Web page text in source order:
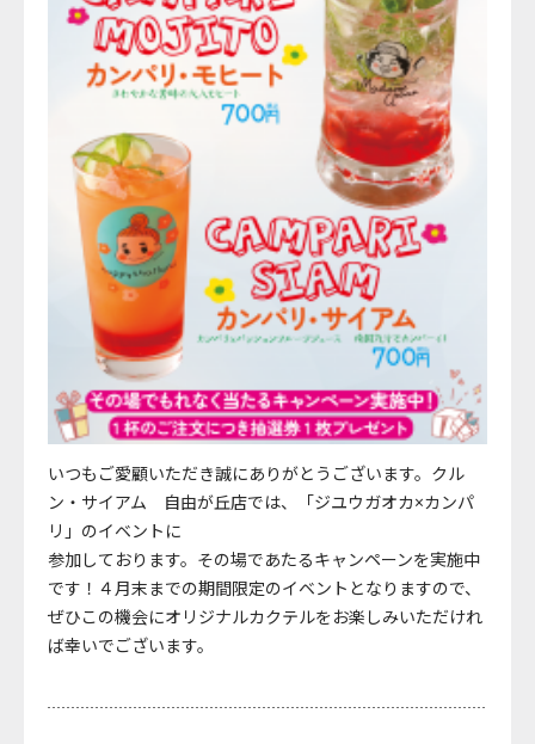
いつもご愛顧いただき誠にありがとうございます。クル
ン・サイアム 自由が丘店では、「ジユウガオカ×カンパ
リ」のイベントに
参加しております。その場であたるキャンペーンを実施中
です！４月末までの期間限定のイベントとなりますので、
ぜひこの機会にオリジナルカクテルをお楽しみいただけれ
ば幸いでございます。